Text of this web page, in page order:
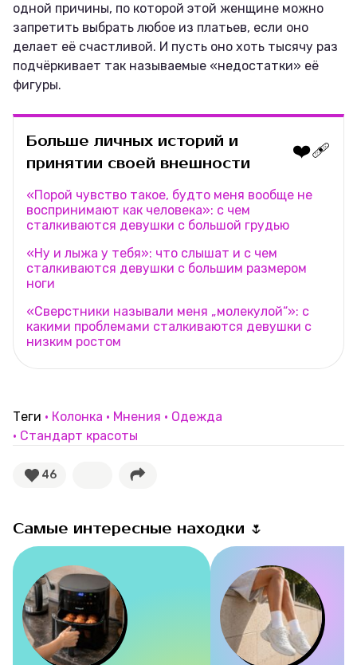
одной причины, по которой этой женщине можно
запретить выбрать любое из платьев, если оно
делает её счастливой. И пусть оно хоть тысячу раз
подчёркивает так называемые «недостатки» её
фигуры.
Больше личных историй и
принятии своей внешности
❤️‍🩹
«Порой чувство такое, будто меня вообще не
воспринимают как человека»: с чем
сталкиваются девушки с большой грудью
«Ну и лыжа у тебя»: что слышат и с чем
сталкиваются девушки с большим размером
ноги
«Сверстники называли меня „молекулой“»: с
какими проблемами сталкиваются девушки с
низким ростом
Теги Колонка Мнения
Одежда
Стандарт красоты
46
Самые интересные находки 🌷